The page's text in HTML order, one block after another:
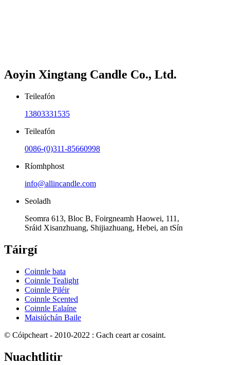
Aoyin Xingtang Candle Co., Ltd.
Teileafón
13803331535
Teileafón
0086-(0)311-85660998
Ríomhphost
info@allincandle.com
Seoladh
Seomra 613, Bloc B, Foirgneamh Haowei, 111,
Sráid Xisanzhuang, Shijiazhuang, Hebei, an tSín
Táirgí
Coinnle bata
Coinnle Tealight
Coinnle Piléir
Coinnle Scented
Coinnle Ealaíne
Maisiúchán Baile
© Cóipcheart - 2010-2022 : Gach ceart ar cosaint.
Nuachtlitir